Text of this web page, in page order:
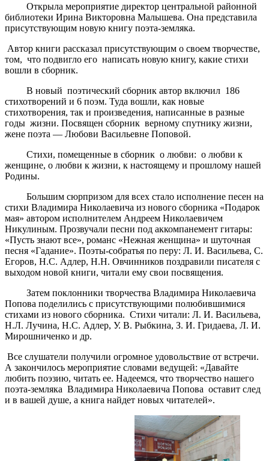
Открыла мероприятие директор центральной районной
библиотеки Ирина Викторовна Малышева. Она представила
присутствующим новую книгу поэта-земляка.
Автор книги рассказал присутствующим о своем творчестве,
том, что подвигло его написать новую книгу, какие стихи
вошли в сборник.
В новый поэтический сборник автор включил 186
стихотворений и 6 поэм. Туда вошли, как новые
стихотворения, так и произведения, написанные в разные
годы жизни. Посвящен сборник верному спутнику жизни,
жене поэта — Любови Васильевне Поповой.
Стихи, помещенные в сборник о любви: о любви к
женщине, о любви к жизни, к настоящему и прошлому нашей
Родины.
Большим сюрпризом для всех стало исполнение песен на
стихи Владимира Николаевича из нового сборника «Подарок
мая» автором исполнителем Андреем Николаевичем
Никулиным. Прозвучали песни под аккомпанемент гитары:
«Пусть знают все», романс «Нежная женщина» и шуточная
песня «Гадание». Поэты-собратья по перу: Л. И. Васильева, С.
Егоров, Н.С. Адлер, Н.Н. Овчинников поздравили писателя с
выходом новой книги, читали ему свои посвящения.
Затем поклонники творчества Владимира Николаевича
Попова поделились с присутствующими полюбившимися
стихами из нового сборника. Стихи читали: Л. И. Васильева,
Н.Л. Лучина, Н.С. Адлер, У. В. Рыбкина, З. И. Гридаева, Л. И.
Мирошниченко и др.
Все слушатели получили огромное удовольствие от встречи.
А закончилось мероприятие словами ведущей: «Давайте
любить поэзию, читать ее. Надеемся, что творчество нашего
поэта-земляка Владимира Николаевича Попова оставит след
и в вашей душе, а книга найдет новых читателей».